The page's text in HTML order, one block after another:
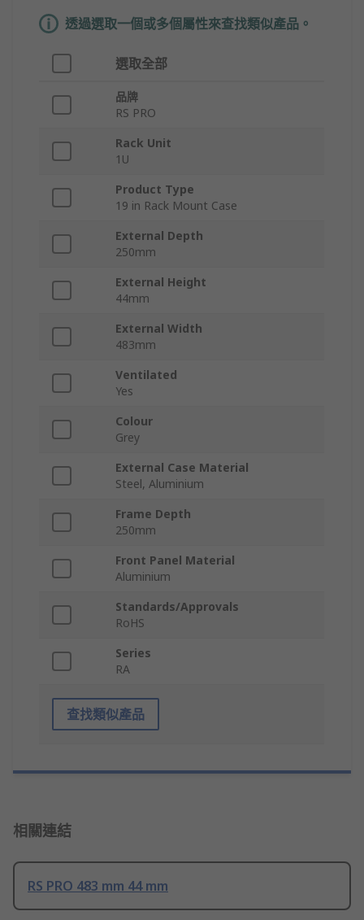
透過選取一個或多個屬性來查找類似產品。
選取全部
品牌
RS PRO
Rack Unit
1U
Product Type
19 in Rack Mount Case
External Depth
250mm
External Height
44mm
External Width
483mm
Ventilated
Yes
Colour
Grey
External Case Material
Steel, Aluminium
Frame Depth
250mm
Front Panel Material
Aluminium
Standards/Approvals
RoHS
Series
RA
查找類似產品
相關連結
RS PRO 483 mm 44 mm